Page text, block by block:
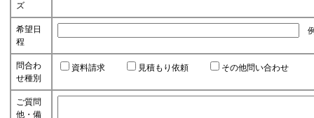
ズ
希望日
程
問合わ
せ種別
資料請求 見積もり依頼 その他問い合わせ
ご質問
他・備